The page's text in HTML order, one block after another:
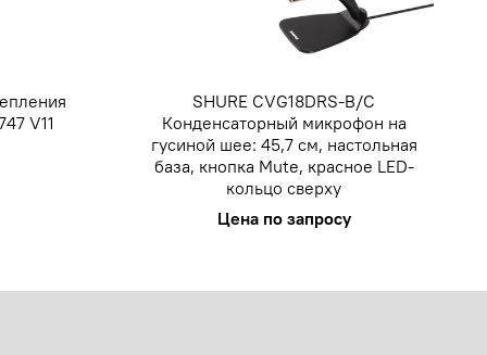
V11
SHURE CVG18DRS-B/C
Конденсаторный микрофон на
гусиной шее: 45,7 см, настольная
база, кнопка Mute, красное LED-
кольцо сверху
Цена по запросу